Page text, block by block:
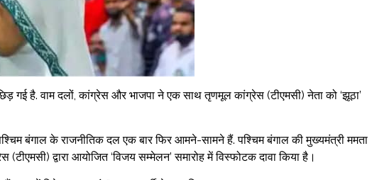
गई है. वाम दलों, कांग्रेस और भाजपा ने एक साथ तृणमूल कांग्रेस (टीएमसी) नेता को ‘झूठा’
बंगाल के राजनीतिक दल एक बार फिर आमने-सामने हैं. पश्चिम बंगाल की मुख्यमंत्री ममता
द्वारा आयोजित ‘विजय सम्मेलन’ समारोह में विस्फोटक दावा किया है।